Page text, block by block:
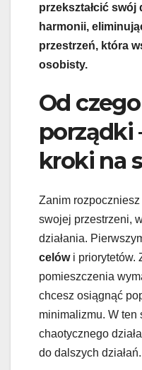
przekształcić
harmonii,
przestrzeń, która
osobisty.
Od
porządki
kroki na
Zanim
swojej przestrzeni,
działania.
celówi priorytetów.
pomieszczenia
chcesz osiągnąć
minimalizmu. W ten
chaotycznego
do dalszych działań.